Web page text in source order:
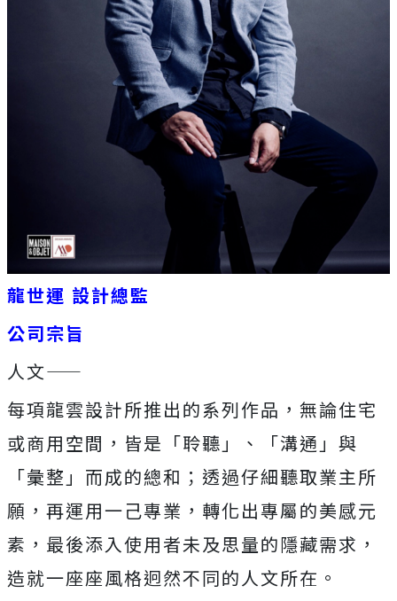
龍世運 設計總監
公司宗旨
人文——
每項龍雲設計所推出的系列作品，無論住宅
或商用空間，皆是「聆聽」、「溝通」與
「彙整」而成的總和；透過仔細聽取業主所
願，再運用一己專業，轉化出專屬的美感元
素，最後添入使用者未及思量的隱藏需求，
造就一座座風格迥然不同的人文所在。